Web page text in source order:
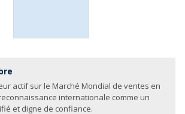
actif sur le Marché Mondial de ventes en
internationale comme un
et digne de confiance.